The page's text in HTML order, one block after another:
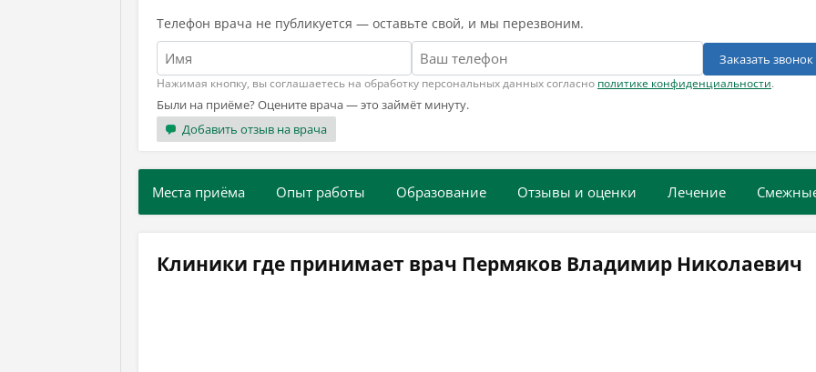
Телефон врача не публикуется — оставьте свой, и мы перезвоним.
Заказать звонок
Нажимая кнопку, вы соглашаетесь на обработку персональных данных согласно политике конфиденциальности.
Были на приёме? Оцените врача — это займёт минуту.
Добавить отзыв на врача
Места приёма Опыт работы Образование Отзывы и оценки Лечение
Клиники где принимает врач Пермяков Владимир Николаевич